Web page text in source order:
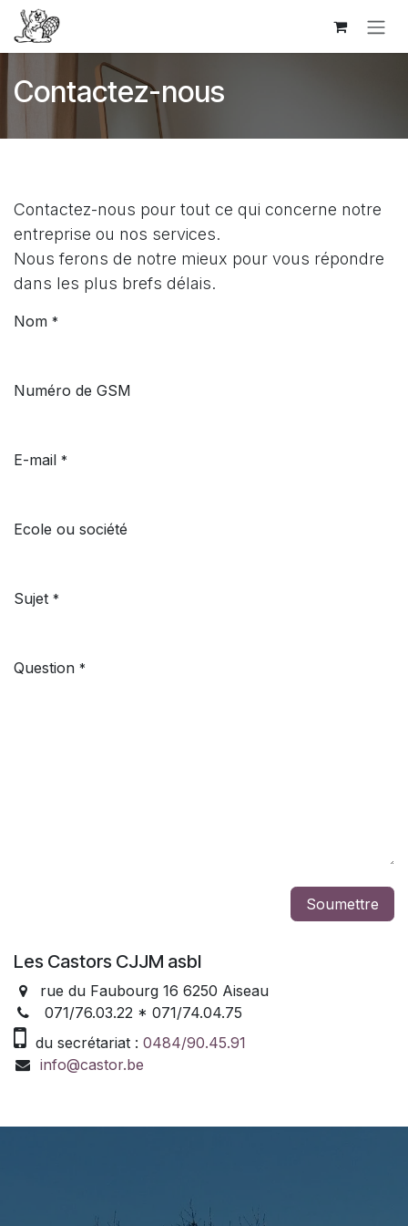
Se rendre au contenu
Contactez-nous
Contactez-nous pour tout ce qui concerne notre
entreprise ou nos services.
Nous ferons de notre mieux pour vous répondre
dans les plus brefs délais.
Nom *
Numéro de GSM
E-mail *
Ecole ou société
Sujet *
Question *
Soumettre
Les Castors CJJM asbl
rue du Faubourg 16 6250 Aiseau
071/76.03.22 * 071/74.04.75
du secrétariat : 0484/90.45.91
info@castor.be